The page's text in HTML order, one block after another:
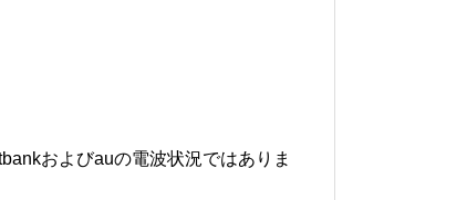
およびauの電波状況ではありま